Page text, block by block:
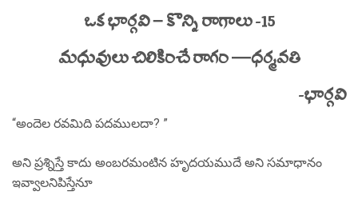
ఒక భార్గవి – కొన్ని రాగాలు -15
మధువులు చిలికించే రాగం —ధర్మవతి
-భార్గవి
“అందెల రవమిది పదములదా? ”
అని ప్రశ్నిస్తే కాదు అంబరమంటిన హృదయముదే అని సమాధానం
ఇవ్వాలనిపిస్తేనూ